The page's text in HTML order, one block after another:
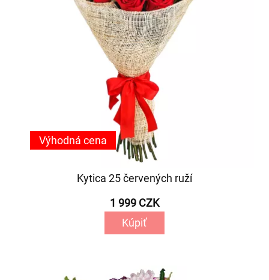
Kytica 25 červených ruží
1 999 CZK
Kúpiť
Výhodná cena